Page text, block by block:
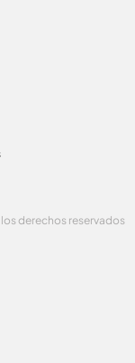
derechos reservados